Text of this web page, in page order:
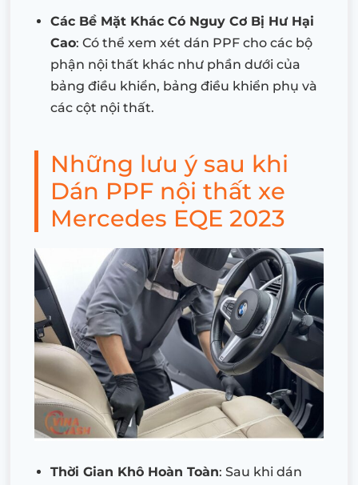
Các Bề Mặt Khác Có Nguy Cơ Bị Hư Hại
Cao: Có thể xem xét dán PPF cho các bộ
phận nội thất khác như phần dưới của
bảng điều khiển, bảng điều khiển phụ và
các cột nội thất.
Những lưu ý sau khi
Dán PPF nội thất xe
Mercedes EQE 2023
Thời Gian Khô Hoàn Toàn: Sau khi dán